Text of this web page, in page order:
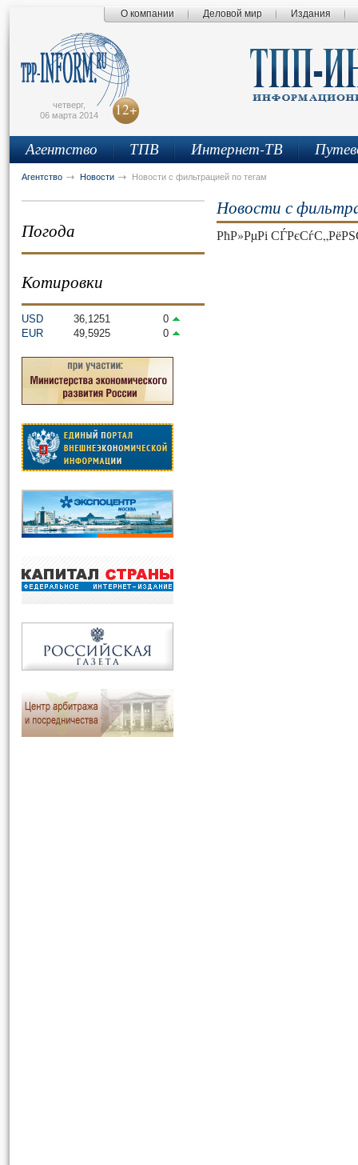
О компании Деловой мир Издания
четверг,
06 марта 2014
12+
Агентство ТПВ Интернет-ТВ
Агентство Новости Новости с фильтрацией по тегам
Погода
Котировки
USD 36,1251
0
EUR
49,5925 0
Новости с
РћР»РµРі